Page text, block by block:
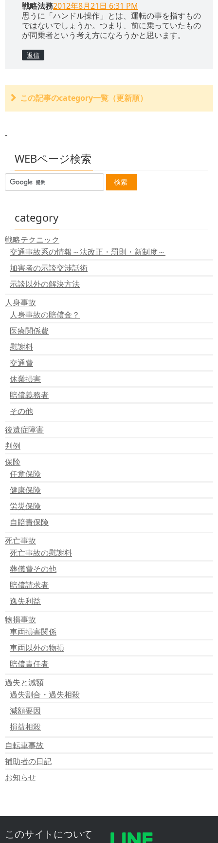
戦略法務2012年8月21日 6:31 PM
思うに「ハンドル操作」とは、運転の事を指すもの
ではないでしょうか。つまり、前に乗っていたもの
が同乗者という考え方になろうかと思います。
返信
この記事のcategory一覧（更新順）
心因的要因、つまり心が原因で減額された例
-
WEBページ検索
category
戦略テクニック
交通事故系の情報～法改正・罰則・新制度～
加害者の示談交渉話術
示談以外の解決方法
人身事故
人身事故の賠償金？
医療関係費
慰謝料
交通費
休業損害
賠償義務者
その他
後遺症障害
判例
保険
任意保険
健康保険
労災保険
自賠責保険
死亡事故
死亡事故の慰謝料
葬儀費その他
賠償請求者
逸失利益
物損事故
車両損害関係
車両以外の物損
賠償責任者
過失と減額
過失割合・過失相殺
減額要因
損益相殺
自転車事故
補助者の日記
お知らせ
このサイトについて